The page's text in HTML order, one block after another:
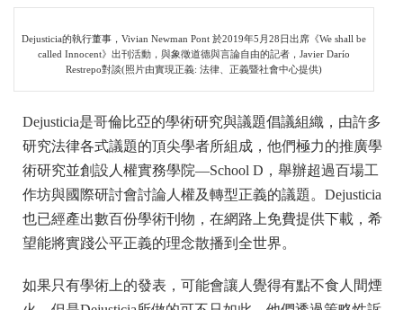
Dejusticia的執行董事，Vivian Newman Pont 於2019年5月28日出席《We shall be
called Innocent》出刊活動，與象徵道德與言論自由的記者，Javier Darío
Restrepo對談(照片由實現正義: 法律、正義暨社會中心提供)
Dejusticia是哥倫比亞的學術研究與議題倡議組織，由許多
研究法律各式議題的頂尖學者所組成，他們極力的推廣學
術研究並創設人權實務學院—School D，舉辦超過百場工
作坊與國際研討會討論人權及轉型正義的議題。Dejusticia
也已經產出數百份學術刊物，在網路上免費提供下載，希
望能將實踐公平正義的理念散播到全世界。
如果只有學術上的發表，可能會讓人覺得有點不食人間煙